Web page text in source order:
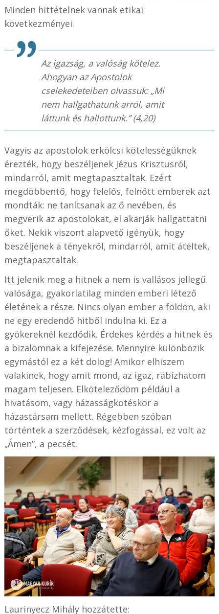
Minden hittételnek vannak etikai
következményei.
Az igazság, a valóság kötelez.
Ahogyan az Apostolok
cselekedeteiben olvassuk: „Mi
nem hallgathatunk arról, amit
láttunk és hallottunk.” (4,20)
Vagyis az apostolok erkölcsi kötelességüknek
érezték, hogy beszéljenek Jézus Krisztusról,
mindarról, amit megtapasztaltak. Ezért
megdöbbentő, hogy felelős, felnőtt emberek azt
mondták: ne tanítsanak az ő nevében, és
megverik az apostolokat, el akarják hallgattatni
őket. Nekik viszont alapvető igényük, hogy
beszéljenek a tényekről, mindarról, amit átéltek,
megtapasztaltak.
Itt jelenik meg a hitnek a nem is vallásos jellegű
valósága, gyakorlatilag minden emberi létező
életének a része. Nincs olyan ember a földön, aki
ne egy eredendő hitből indulna ki. Ez a
gyökereknél kezdődik. Érdekes kérdés a hitnek és
a bizalomnak a kifejezése. Mennyire különbözik
egymástól ez a két dolog! Amikor elhiszem
valakinek, hogy amit mond, az igaz, rábízhatom
magam teljesen. Elköteleződöm például a
hivatásom, vagy házasságkötéskor a
házastársam mellett. Régebben szóban
történtek a szerződések, kézfogással, ez volt az
„Ámen”, a pecsét.
Laurinyecz Mihály hozzátette: